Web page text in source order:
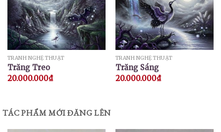
TRANH NGHỆ THUẬT
Trăng Treo
20.000.000₫
TRANH NGHỆ THUẬT
Trăng Sáng
20.000.000₫
TÁC PHẨM MỚI ĐĂNG LÊN